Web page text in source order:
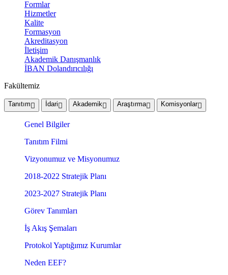
Formlar
Hizmetler
Kalite
Formasyon
Akreditasyon
İletişim
Akademik Danışmanlık
İBAN Dolandırıcılığı
Fakültemiz
Tanıtım İdari Akademik Araştırma Komisyonlar
Genel Bilgiler
Tanıtım Filmi
Vizyonumuz ve Misyonumuz
2018-2022 Stratejik Planı
2023-2027 Stratejik Planı
Görev Tanımları
İş Akış Şemaları
Protokol Yaptığımız Kurumlar
Neden EEF?